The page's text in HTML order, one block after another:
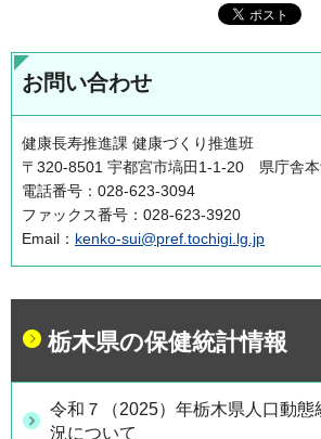
お問い合わせ
健康長寿推進課 健康づくり推進班
〒320-8501 宇都宮市塙田1-1-20 県庁舎
電話番号：028-623-3094
ファックス番号：028-623-3920
Email： kenko-sui@pref.tochigi.lg.jp
栃木県の保健統計情報
令和７（2025）年栃木県人口動態
況について